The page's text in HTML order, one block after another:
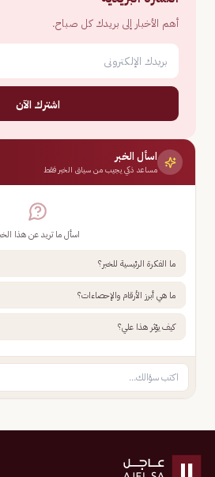
أهم الأخبار إلى بريدك كل صباح.
اشترك الآن
اسأل الخبر
مساعد ذكي يجيب من سياق الخبر فقط
اسأل ما تريد عن هذا
ما الفكرة الرئيسية للخبر؟
ما هي أبرز الأرقام والإحصاءات؟
كيف يؤثر هذا علي؟